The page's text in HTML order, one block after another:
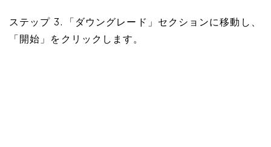
ステップ 3. 「ダウングレード」セクションに移動し、
「開始」をクリックします。